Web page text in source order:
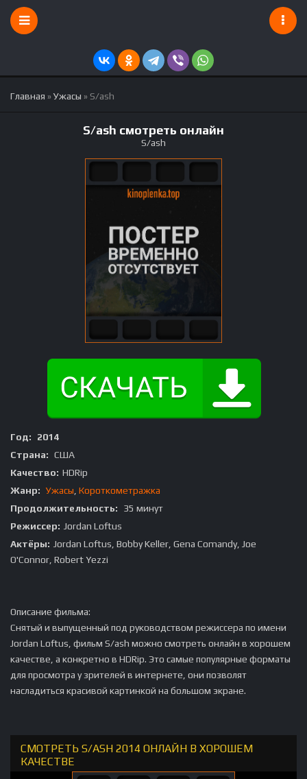
Главная »Ужасы » S/ash
S/ash смотреть онлайн
S/ash
Год:
2014
Страна: США
Качество: HDRip
Жанр: Ужасы Короткометражка
Продолжительность:
35 минут
Режиссер: Jordan Loftus
Актёры: Jordan Loftus, Bobby Keller, Gena Comandy, Joe
O'Connor, Robert Yezzi
Описание фильма:
Снятый и выпущенный под руководством режиссера по имени
Jordan Loftus, фильм S/ash можно смотреть онлайн в хорошем
качестве, а конкретно в HDRip. Это самые популярные форматы
для просмотра у зрителей в интернете, они позволят
насладиться красивой картинкой на большом экране.
СМОТРЕТЬ S/ASH 2014 ОНЛАЙН В ХОРОШЕМ
КАЧЕСТВЕ